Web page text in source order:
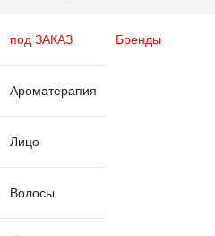
под ЗАКАЗ
Ароматерапия
Лицо
Волосы
Бренды